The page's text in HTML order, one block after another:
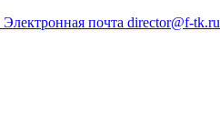
Электронная почта director@f-tk.ru